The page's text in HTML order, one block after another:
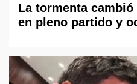
La tormenta
en pleno partido y